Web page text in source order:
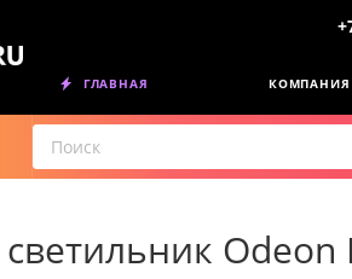
ГЛАВНАЯ КОМПАНИЯ
Odeon